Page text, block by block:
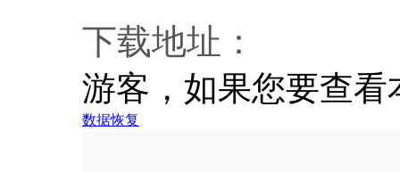
下载地址：
游客，如果您要查
数据恢复